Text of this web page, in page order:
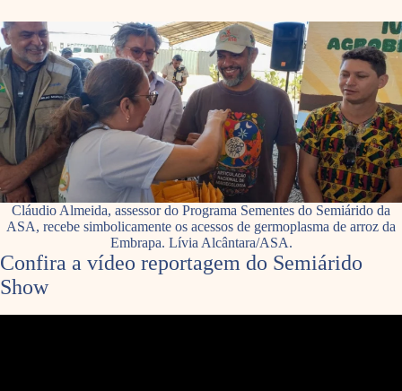
Cláudio Almeida, assessor do Programa Sementes do Semiárido da
ASA, recebe simbolicamente os acessos de germoplasma de arroz da
Embrapa. Lívia Alcântara/ASA.
Confira a vídeo reportagem do Semiárido
Show